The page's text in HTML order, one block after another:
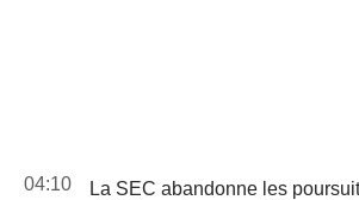
04:10
La SEC abandonne les